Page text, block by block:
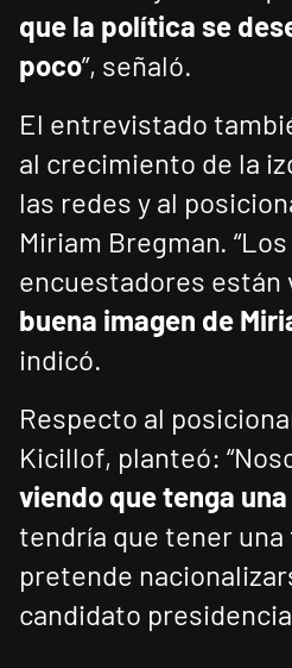
que la política se
poco”, señaló.
El entrevistado
al crecimiento de la
las redes y al
Miriam Bregman.
encuestadores están
buena imagen de
indicó.
Respecto al
Kicillof, planteó:
viendo que tenga
tendría que tener
pretende
candidato